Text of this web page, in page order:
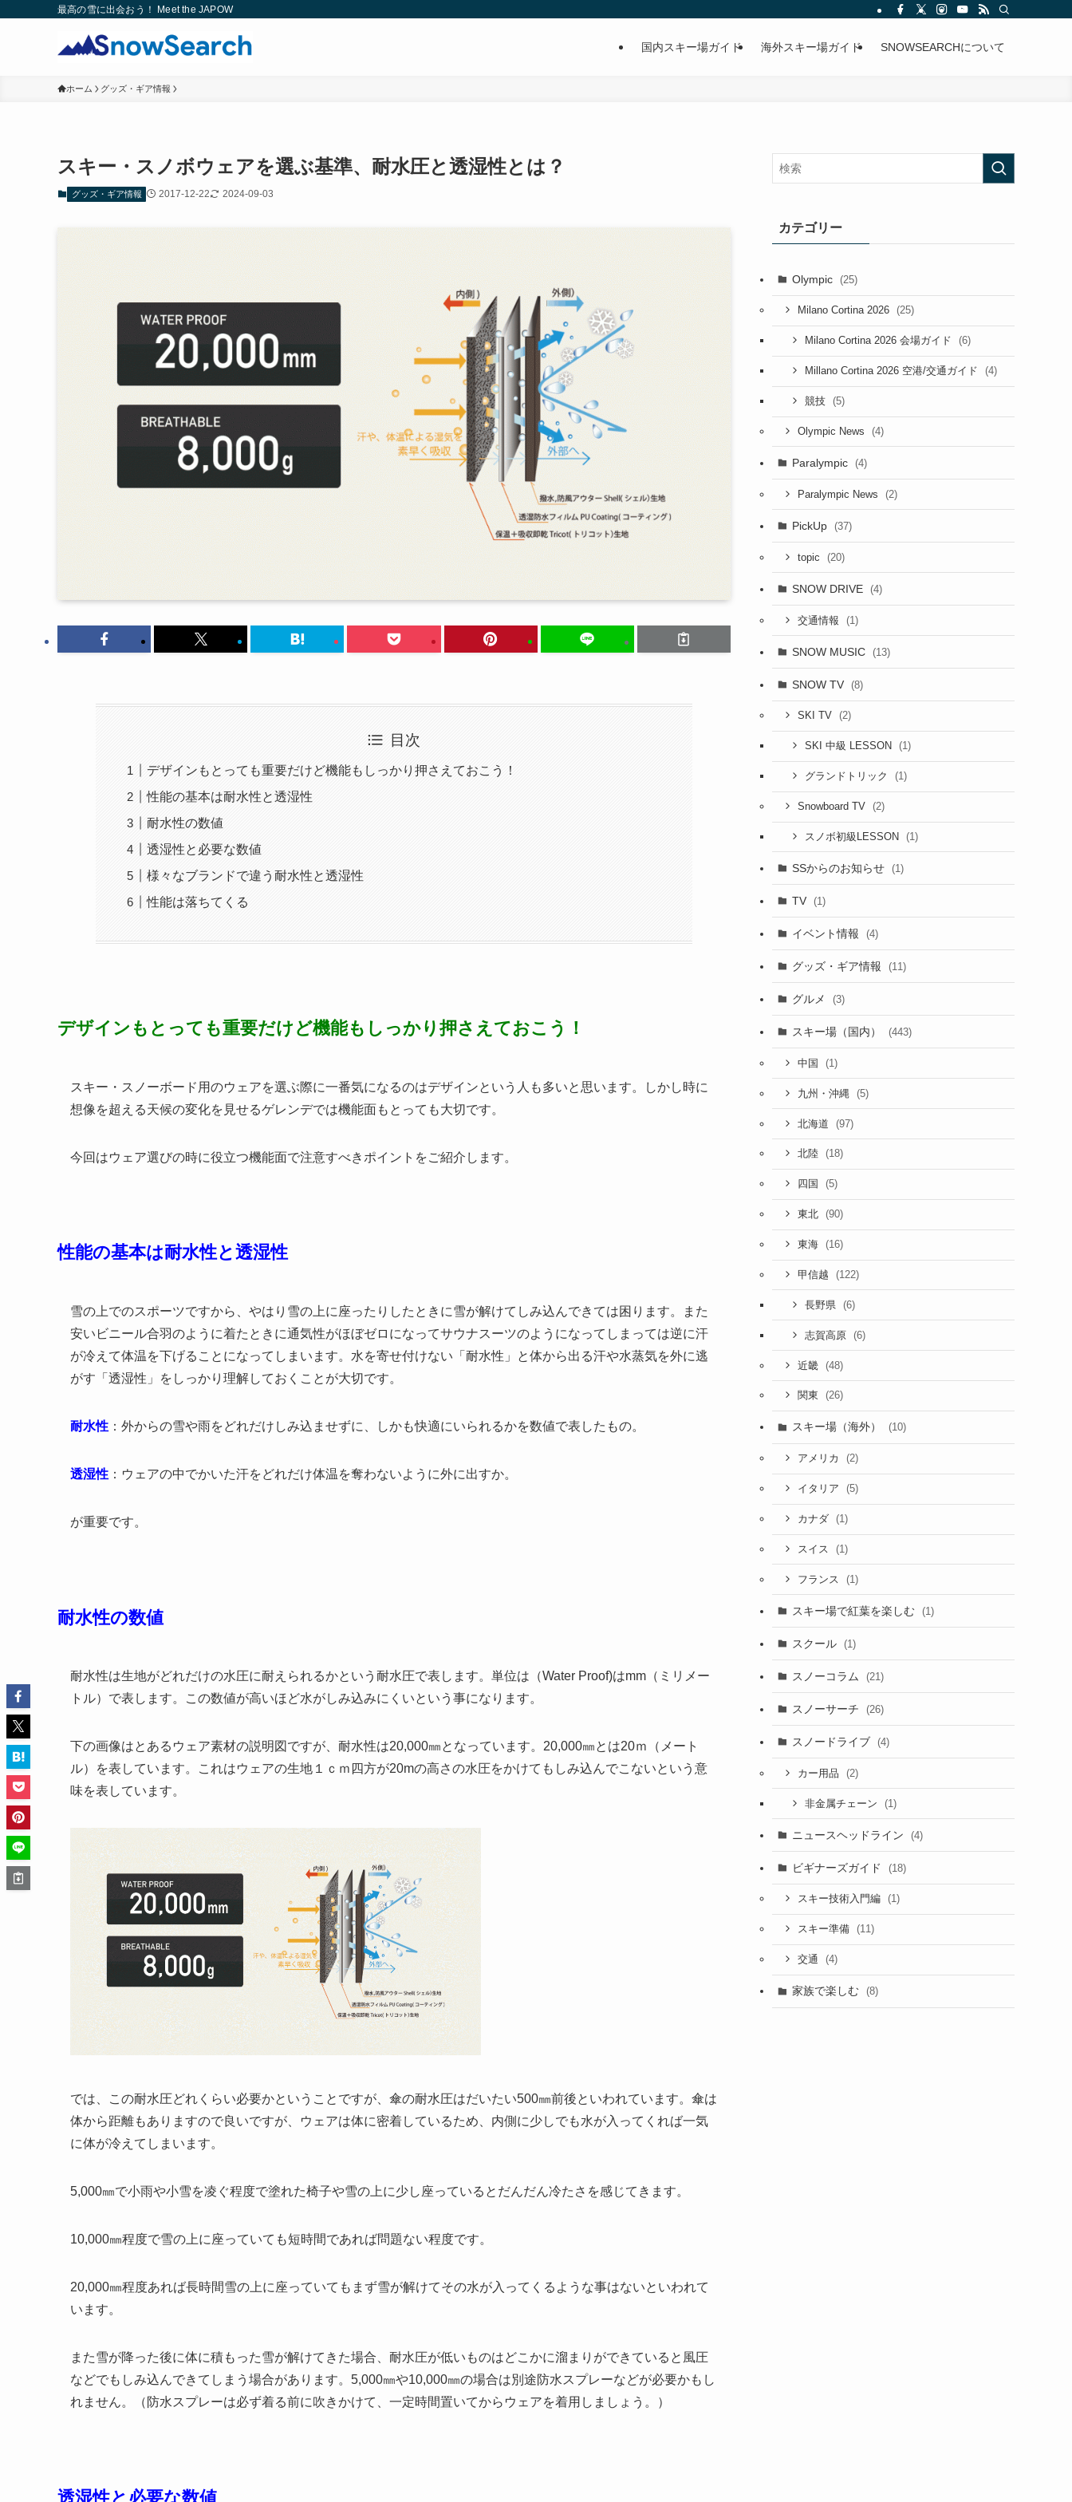
最高の雪に出会おう！ Meet the JAPOW
国内スキー場ガイド 海外スキー場ガイド SNOWSEARCHについて
ホーム グッズ・ギア情報
スキー・スノボウェアを選ぶ基準、耐水圧と透湿性とは？
グッズ・ギア情報 2017-12-22 2024-09-03
目次
デザインもとっても重要だけど機能もしっかり押さえておこう！
性能の基本は耐水性と透湿性
耐水性の数値
透湿性と必要な数値
様々なブランドで違う耐水性と透湿性
性能は落ちてくる
デザインもとっても重要だけど機能もしっかり押さえておこう！
スキー・スノーボード用のウェアを選ぶ際に一番気になるのはデザインという人も多いと思います。しかし時に
想像を超える天候の変化を見せるゲレンデでは機能面もとっても大切です。
今回はウェア選びの時に役立つ機能面で注意すべきポイントをご紹介します。
性能の基本は耐水性と透湿性
雪の上でのスポーツですから、やはり雪の上に座ったりしたときに雪が解けてしみ込んできては困ります。また
安いビニール合羽のように着たときに通気性がほぼゼロになってサウナスーツのようになってしまっては逆に汗
が冷えて体温を下げることになってしまいます。水を寄せ付けない「耐水性」と体から出る汗や水蒸気を外に逃
がす「透湿性」をしっかり理解しておくことが大切です。
耐水性 ：外からの雪や雨をどれだけしみ込ませずに、しかも快適にいられるかを数値で表したもの。
透湿性 ：ウェアの中でかいた汗をどれだけ体温を奪わないように外に出すか。
が重要です。
耐水性の数値
耐水性は生地がどれだけの水圧に耐えられるかという耐水圧で表します。単位は（Water Proof)はmm（ミリメー
トル）で表します。この数値が高いほど水がしみ込みにくいという事になります。
下の画像はとあるウェア素材の説明図ですが、耐水性は20,000㎜となっています。20,000㎜とは20ｍ（メート
ル）を表しています。これはウェアの生地１ｃｍ四方が20mの高さの水圧をかけてもしみ込んでこないという意
味を表しています。
では、この耐水圧どれくらい必要かということですが、傘の耐水圧はだいたい500㎜前後といわれています。傘は
体から距離もありますので良いですが、ウェアは体に密着しているため、内側に少しでも水が入ってくれば一気
に体が冷えてしまいます。
5,000㎜で小雨や小雪を凌ぐ程度で塗れた椅子や雪の上に少し座っているとだんだん冷たさを感じてきます。
10,000㎜程度で雪の上に座っていても短時間であれば問題ない程度です。
20,000㎜程度あれば長時間雪の上に座っていてもまず雪が解けてその水が入ってくるような事はないといわれて
います。
また雪が降った後に体に積もった雪が解けてきた場合、耐水圧が低いものはどこかに溜まりができていると風圧
などでもしみ込んできてしまう場合があります。5,000㎜や10,000㎜の場合は別途防水スプレーなどが必要かもし
れません。（防水スプレーは必ず着る前に吹きかけて、一定時間置いてからウェアを着用しましょう。）
透湿性と必要な数値
カテゴリー
Olympic (25)
Milano Cortina 2026 (25)
Milano Cortina 2026 会場ガイド (6)
Millano Cortina 2026 空港/交通ガイド (4)
競技 (5)
Olympic News (4)
Paralympic (4)
Paralympic News (2)
PickUp (37)
topic (20)
SNOW DRIVE (4)
交通情報 (1)
SNOW MUSIC (13)
SNOW TV (8)
SKI TV (2)
SKI 中級 LESSON (1)
グランドトリック (1)
Snowboard TV (2)
スノボ初級LESSON (1)
SSからのお知らせ (1)
TV (1)
イベント情報 (4)
グッズ・ギア情報 (11)
グルメ (3)
スキー場（国内） (443)
中国 (1)
九州・沖縄 (5)
北海道 (97)
北陸 (18)
四国 (5)
東北 (90)
東海 (16)
甲信越 (122)
長野県 (6)
志賀高原 (6)
近畿 (48)
関東 (26)
スキー場（海外） (10)
アメリカ (2)
イタリア (5)
カナダ (1)
スイス (1)
フランス (1)
スキー場で紅葉を楽しむ (1)
スクール (1)
スノーコラム (21)
スノーサーチ (26)
スノードライブ (4)
カー用品 (2)
非金属チェーン (1)
ニュースヘッドライン (4)
ビギナーズガイド (18)
スキー技術入門編 (1)
スキー準備 (11)
交通 (4)
家族で楽しむ (8)